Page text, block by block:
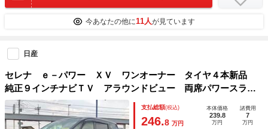
今あなたの他に11人が見ています
日産
セレナ ｅ－パワー ＸＶ ワンオーナー タイヤ４本新品
純正９インチナビＴＶ アラウンドビュー 両席パワースライ
ドドア ＥＴＣ ＬＥＤライト フォグランプ エマージェン
シーブレーキ ＢＳＭ クルコン 車検Ｒ９年７月
支払総額(税込)
246.8 万円
本体価格
239.8
万円
諸費用
7
万円